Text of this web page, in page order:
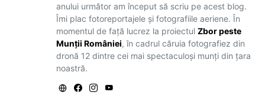
anului următor am început să scriu pe acest blog.
Îmi plac fotoreportajele și fotografiile aeriene. În
momentul de față lucrez la proiectul Zbor peste
Munții României, în cadrul căruia fotografiez din
dronă 12 dintre cei mai spectaculoși munți din țara
noastră.